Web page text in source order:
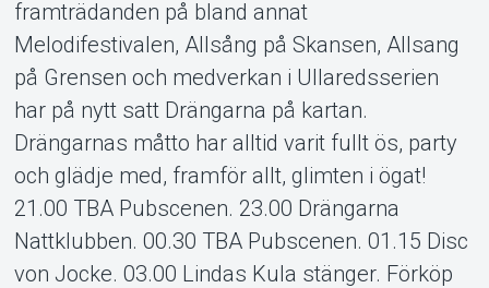
framträdanden på bland annat
Melodifestivalen, Allsång på Skansen, Allsang
på Grensen och medverkan i Ullaredsserien
har på nytt satt Drängarna på kartan.
Drängarnas måtto har alltid varit fullt ös, party
och glädje med, framför allt, glimten i ögat!
21.00 TBA Pubscenen. 23.00 Drängarna
Nattklubben. 00.30 TBA Pubscenen. 01.15 Disc
von Jocke. 03.00 Lindas Kula stänger. Förköp